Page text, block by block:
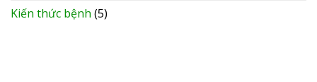
Kiến thức bệnh (5)